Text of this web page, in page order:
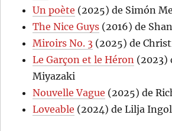
Un poète (2025) de Simón
The Nice Guys (2016) de
Miroirs No. 3 (2025) de
Le Garçon et le Héron (2023)
Miyazaki
Nouvelle Vague (2025) de
Loveable (2024) de Lilja